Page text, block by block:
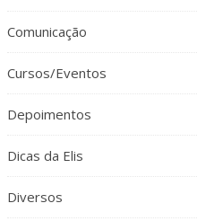
Comunicação
Cursos/Eventos
Depoimentos
Dicas da Elis
Diversos